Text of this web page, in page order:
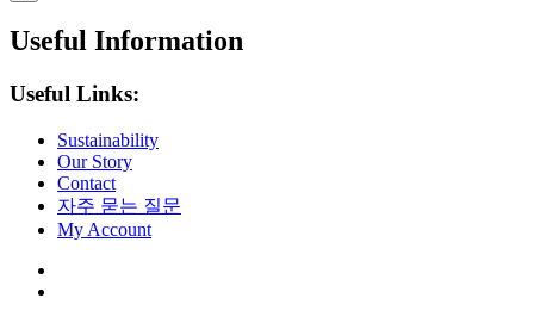
Useful Information
Useful Links:
Sustainability
Our Story
Contact
자주 묻는 질문
My Account